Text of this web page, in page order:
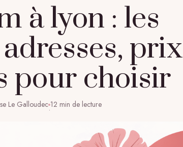
à lyon : les
prix
pour choisir
Le Galloudec·12 min de lecture